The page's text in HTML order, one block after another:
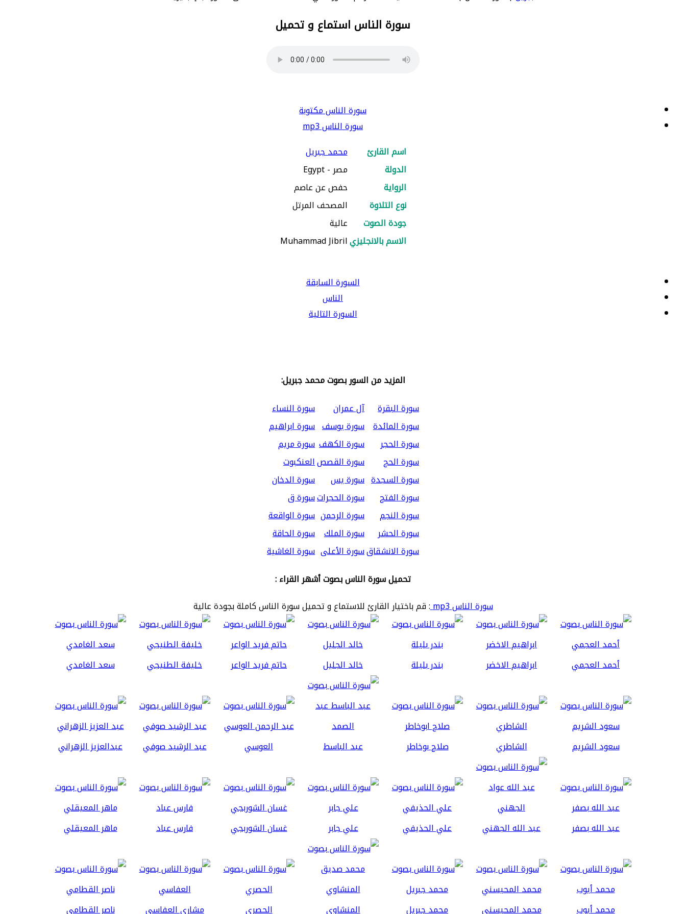
سورة الناس استماع و تحميل
سورة الناس مكتوبة
سورة الناس mp3
اسم القارئ
محمد جبريل
الدولة
مصر - Egypt
الرواية
حفص عن عاصم
نوع التلاوة
المصحف المرتل
جودة الصوت
عالية
الاسم بالانجليزيMuhammad Jibril
السورة السابقة
الناس
السورة التالية
المزيد من السور بصوت محمد جبريل:
سورة البقرة
آل عمران
سورة النساء
سورة المائدة سورة يوسف سورة ابراهيم
سورة الحجر
سورة الكهف سورة مريم
سورة الحج
سورة القصصالعنكبوت
سورة السجدة سورة يس
سورة الدخان
سورة الفتح
سورة الحجراتسورة ق
سورة النجم
سورة الرحمن سورة الواقعة
سورة الحشر
سورة الملك سورة الحاقة
سورة الانشقاقسورة الأعلى سورة الغاشية
تحميل سورة الناس بصوت أشهر القراء :
سورة الناس mp3
: قم باختيار القارئ للاستماع و تحميل سورة الناس كاملة بجودة عالية
أحمد العجمي ابراهيم الاخضر بندر بليلة خالد الجليل حاتم فريد الواعر خليفة الطنيجي سعد الغامدي
سعود الشريم الشاطري صلاح بوخاطر عبد الباسط العوسي عبد الرشيد صوفي عبدالعزيز الزهراني
عبد الله بصفر عبد الله الجهني علي الحذيفي علي جابر غسان الشوربجي فارس عباد ماهر المعيقلي
محمد أيوب محمد المحيسني محمد جبريل المنشاوي الحصري مشاري العفاسي ناصر القطامي